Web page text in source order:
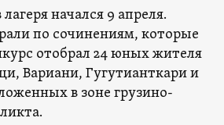
начался 9 апреля.
по сочинениям, которые
отобрал 24 юных жителя
Вариани, Гугутианткари и
в зоне грузино-